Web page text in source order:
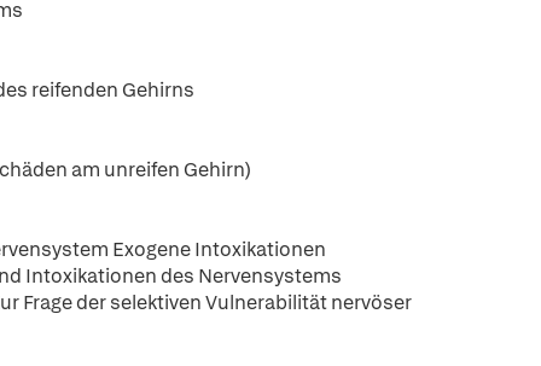
reifenden Gehirns
am unreifen Gehirn)
Exogene Intoxikationen
Intoxikationen des Nervensystems
Frage der selektiven Vulnerabilität nervöser